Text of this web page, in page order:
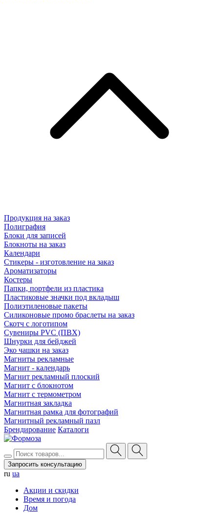
Продукция на заказ
Полиграфия
Блоки для записей
Блокноты на заказ
Календари
Стикеры - изготовление на заказ
Ароматизаторы
Костеры
Папки, портфели из пластика
Пластиковые значки под вкладыш
Полиэтиленовые пакеты
Силиконовые промо браслеты на заказ
Скотч с логотипом
Сувениры PVC (ПВХ)
Шнурки для бейджей
Эко чашки на заказ
Магниты рекламные
Магнит - календарь
Магнит рекламный плоский
Магнит с блокнотом
Магнит с термометром
Магнитная закладка
Магнитная рамка для фотографий
Магнитный рекламный пазл
Брендирование Каталоги
Запросить консультацию
ru ua
Акции и скидки
Время и погода
Дом